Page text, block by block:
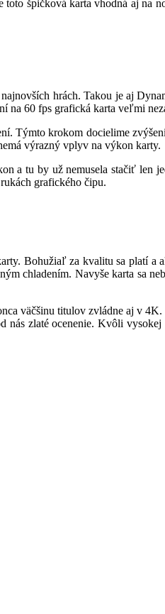
špičková karta vhodná aj na
hrách. Takou je aj
na 60 fps grafická karta veľmi
Týmto krokom docielime
výrazný vplyv na výkon karty.
a tu by už nemusela stačiť len
grafického čipu.
Bohužiaľ za kvalitu sa platí a
chladením. Navyše karta sa
väčšinu titulov zvládne aj v 4K.
nás zlaté ocenenie. Kvôli